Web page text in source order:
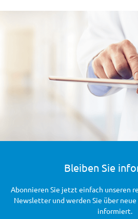
Bleiben Sie
Abonnieren Sie jetzt einfach unseren
Newsletter und werden Sie über
informiert.